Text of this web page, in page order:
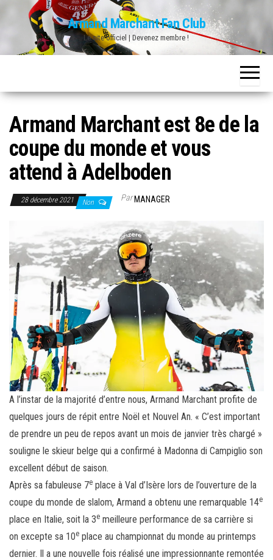
content
Armand Marchant Fan Club
Le site officiel | Devenez membre !
Armand Marchant est 8e de la
coupe du monde et vous
attend à Adelboden
28 décembre 2021 Non ParMANAGER
A l’instar de la majorité d’entre nous, Armand Marchant profite de
quelques jours de répit entre Noël et Nouvel An. « C’est important
de prendre un peu de repos avant un mois de janvier très chargé »
souligne le skieur belge qui a confirmé à Madonna di Campiglio son
excellent début de saison.
Après sa fabuleuse 7e place à Val d’Isère lors de l’ouverture de la
coupe du monde de slalom, Armand a obtenu une remarquable 14e
place en Italie, soit la 3e meilleure performance de sa carrière si
on excepte sa 10e place au championnat du monde au printemps
dernier. Il a une nouvelle fois réalisé une impressionnante remontée